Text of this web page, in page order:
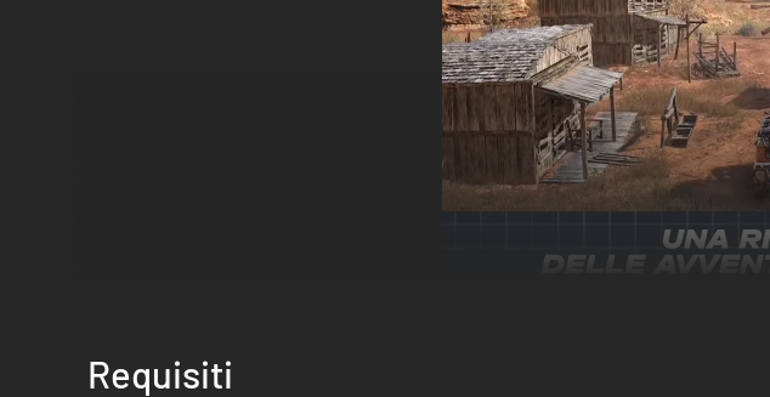
Dall'Arizona ai Carpazi, attraversa ampi ambienti alla ricerca di tesori nascosti e
fuoristrada sviluppato da Saber
Conduci le missioni di ricerca guidando una gran varietà di veicoli, utilizzando
Requisiti